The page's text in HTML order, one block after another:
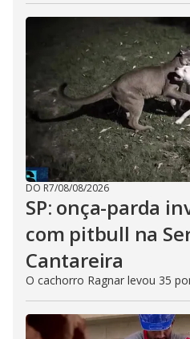
DO R7/08/08/2026
SP: onça-parda
com pitbull na
Cantareira
O cachorro Ragnar levou 35